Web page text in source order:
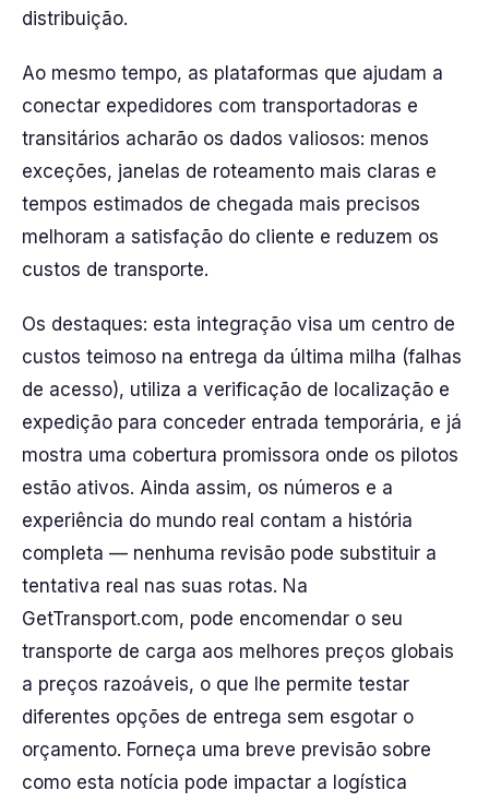
distribuição.
Ao mesmo tempo, as plataformas que ajudam a
conectar expedidores com transportadoras e
transitários acharão os dados valiosos: menos
exceções, janelas de roteamento mais claras e
tempos estimados de chegada mais precisos
melhoram a satisfação do cliente e reduzem os
custos de transporte.
Os destaques: esta integração visa um centro de
custos teimoso na entrega da última milha (falhas
de acesso), utiliza a verificação de localização e
expedição para conceder entrada temporária, e já
mostra uma cobertura promissora onde os pilotos
estão ativos. Ainda assim, os números e a
experiência do mundo real contam a história
completa — nenhuma revisão pode substituir a
tentativa real nas suas rotas. Na
GetTransport.com, pode encomendar o seu
transporte de carga aos melhores preços globais
a preços razoáveis, o que lhe permite testar
diferentes opções de entrega sem esgotar o
orçamento. Forneça uma breve previsão sobre
como esta notícia pode impactar a logística